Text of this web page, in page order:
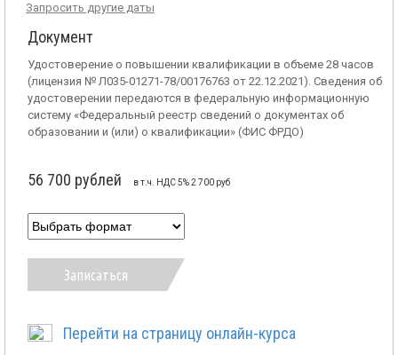
Запросить другие даты
Документ
Удостоверение о повышении квалификации в объеме 28 часов
(лицензия № Л035-01271-78/00176763 от 22.12.2021). Сведения об
удостоверении передаются в федеральную информационную
систему «Федеральный реестр сведений о документах об
образовании и (или) о квалификации» (ФИС ФРДО)
56 700 рублей в т.ч. НДС 5% 2 700 руб
Записаться
Перейти на страницу онлайн-курса